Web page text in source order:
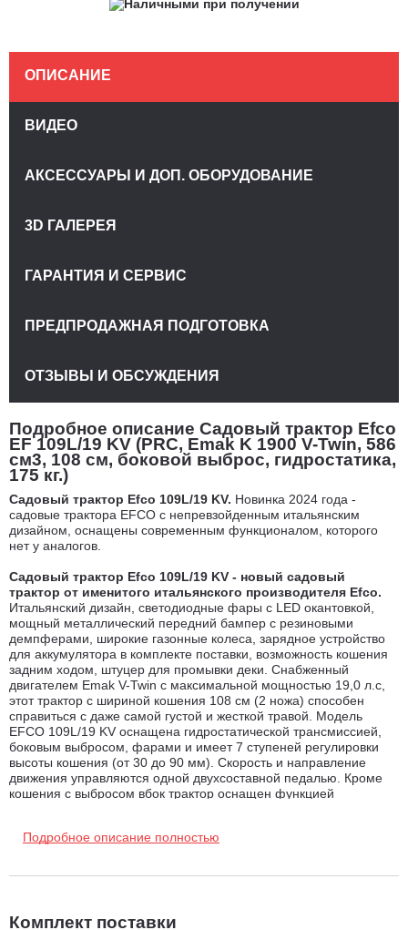
Подробное описание Садовый трактор Efco
EF 109L/19 KV (PRC, Emak K 1900 V-Twin, 586
см3, 108 см, боковой выброс, гидростатика,
175 кг.)
Садовый трактор Efco 109L/19 KV. Новинка 2024 года -
садовые трактора EFCO с непревзойденным итальянским
дизайном, оснащены современным функционалом, которого
нет у аналогов.
Садовый трактор Efco 109L/19 KV - новый садовый
трактор от именитого итальянского производителя Efco.
Итальянский дизайн, светодиодные фары с LED окантовкой,
мощный металлический передний бампер с резиновыми
демпферами, широкие газонные колеса, зарядное устройство
для аккумулятора в комплекте поставки, возможность кошения
задним ходом, штуцер для промывки деки. Снабженный
двигателем Emak V-Twin с максимальной мощностью 19,0 л.с,
этот трактор с шириной кошения 108 см (2 ножа) способен
справиться с даже самой густой и жесткой травой. Модель
EFCO 109L/19 KV оснащена гидростатической трансмиссией,
боковым выбросом, фарами и имеет 7 ступеней регулировки
высоты кошения (от 30 до 90 мм). Скорость и направление
движения управляются одной двухсоставной педалью. Кроме
кошения с выбросом вбок трактор оснащен функцией
выполнять различного рода операции по уходу за газоном,
Подробное описание полностью
Комплект поставки
ОПИСАНИЕ
ВИДЕО
АКСЕССУАРЫ И ДОП. ОБОРУДОВАНИЕ
3D ГАЛЕРЕЯ
ГАРАНТИЯ И СЕРВИС
ПРЕДПРОДАЖНАЯ ПОДГОТОВКА
ОТЗЫВЫ И ОБСУЖДЕНИЯ